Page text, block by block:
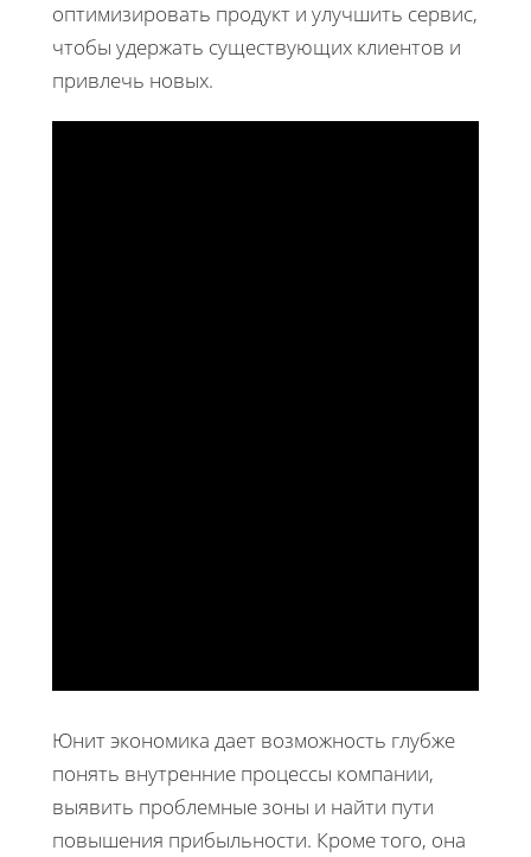
оптимизировать продукт и улучшить сервис,
чтобы удержать существующих клиентов и
привлечь новых.
Юнит экономика дает возможность глубже
понять внутренние процессы компании,
выявить проблемные зоны и найти пути
повышения прибыльности. Кроме того, она